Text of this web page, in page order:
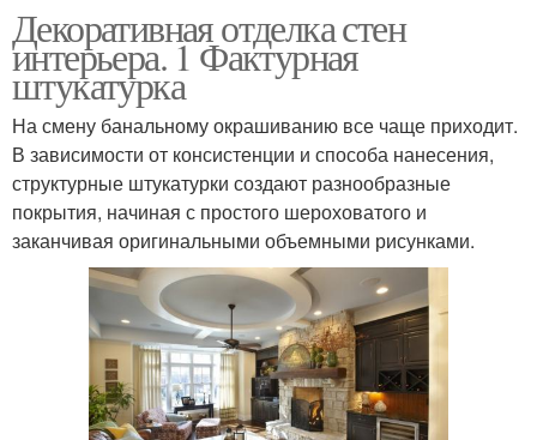
Декоративная отделка стен
интерьера. 1 Фактурная
штукатурка
На смену банальному окрашиванию все чаще приходит.
В зависимости от консистенции и способа нанесения,
структурные штукатурки создают разнообразные
покрытия, начиная с простого шероховатого и
заканчивая оригинальными объемными рисунками.